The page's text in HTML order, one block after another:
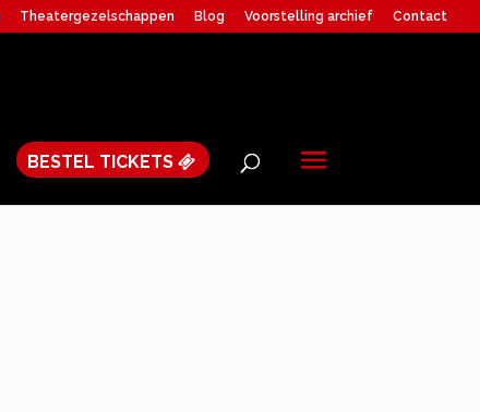
Theatergezelschappen Blog Voorstelling archief Contact
BESTEL TICKETS